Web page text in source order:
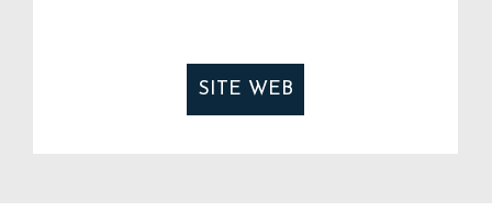
SITE WEB